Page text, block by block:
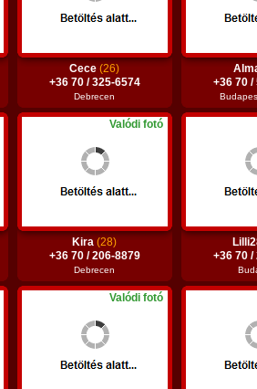
Cece(26)
+36 70 / 325-6574
Debrecen
+36 70 /
Valódi fotó
Kira(28)
+36 70 / 206-8879
Debrecen
+36 70 /
Valódi fotó